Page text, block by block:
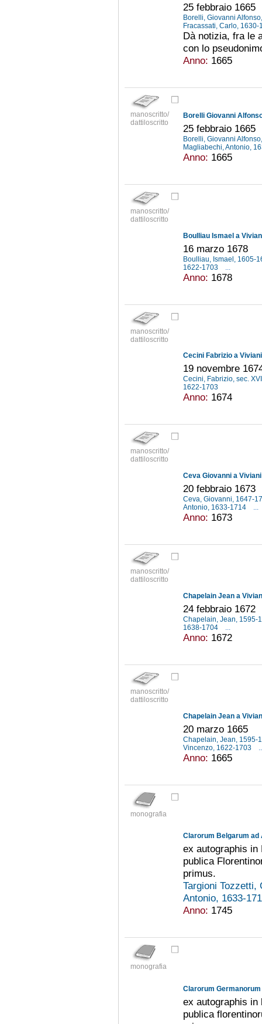
25 febbraio 1665
Borelli, Giovanni
Fracassati, Carlo,
Dà notizia, fra le
con lo
Anno: 1665
manoscritto/
dattiloscritto
Borelli Giovanni
25 febbraio 1665
Borelli, Giovanni
Magliabechi, Antonio,
Anno: 1665
manoscritto/
dattiloscritto
Boulliau Ismael a
16 marzo 1678
Boulliau, Ismael, 1605-
1622-1703
Anno: 1678
manoscritto/
dattiloscritto
Cecini Fabrizio a
19 novembre
Cecini, Fabrizio, sec.
1622-1703
Anno: 1674
manoscritto/
dattiloscritto
Ceva Giovanni a
20 febbraio 1673
Ceva, Giovanni, 1647-
Antonio, 1633-1714
...
Anno: 1673
manoscritto/
dattiloscritto
Chapelain Jean a
24 febbraio 1672
Chapelain, Jean, 1595-
1638-1704
...
Anno: 1672
manoscritto/
dattiloscritto
Chapelain Jean a
20 marzo 1665
Chapelain, Jean, 1595-
Vincenzo, 1622-1703
Anno: 1665
monografia
ex autographis in
publica
primus.
Targioni
Antonio, 1633-
Anno: 1745
monografia
ex autographis in
publica